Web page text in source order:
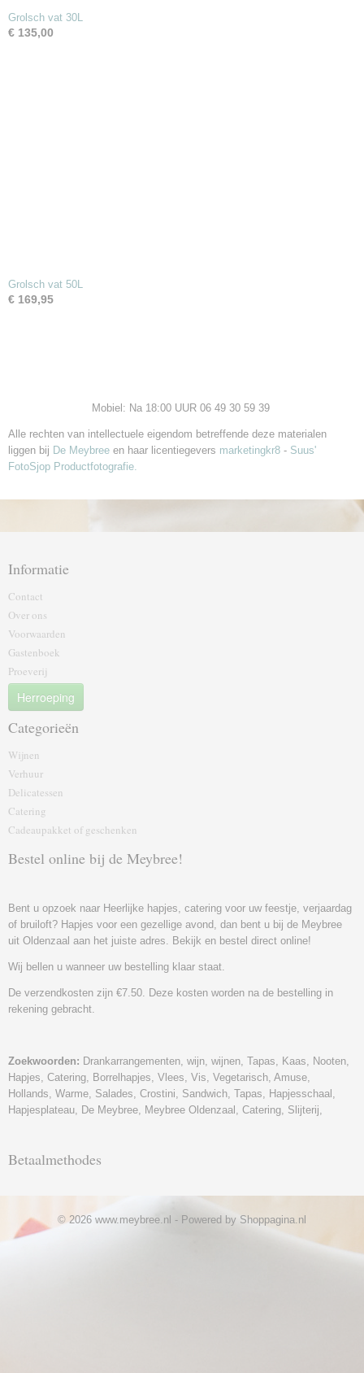
Grolsch vat 30L
€ 135,00
Grolsch vat 50L
€ 169,95
Mobiel: Na 18:00 UUR 06 49 30 59 39
Alle rechten van intellectuele eigendom betreffende deze materialen
liggen bij De Meybree en haar licentiegevers marketingkr8 - Suus'
FotoSjop Productfotografie.
Informatie
Contact
Over ons
Voorwaarden
Gastenboek
Proeverij
Herroeping
Categorieën
Wijnen
Verhuur
Delicatessen
Catering
Cadeaupakket of geschenk‎en
Bestel online bij de Meybree!
Bent u opzoek naar Heerlijke hapjes, catering voor uw feestje, verjaardag
of bruiloft? Hapjes voor een gezellige avond, dan bent u bij de Meybree
uit Oldenzaal aan het juiste adres. Bekijk en bestel direct online!
Wij bellen u wanneer uw bestelling klaar staat.
De verzendkosten zijn €7.50. Deze kosten worden na de bestelling in
rekening gebracht.
Zoekwoorden: Drankarrangementen, wijn, wijnen, Tapas, Kaas, Nooten,
Hapjes, Catering, Borrelhapjes, Vlees, Vis, Vegetarisch, Amuse,
Hollands, Warme, Salades, Crostini, Sandwich, Tapas, Hapjesschaal,
Hapjesplateau, De Meybree, Meybree Oldenzaal, Catering, Slijterij,
Betaalmethodes
© 2026 www.meybree.nl - Powered by Shoppagina.nl